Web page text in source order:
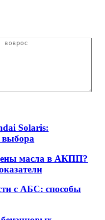
Solaris:
выбора
масла в АКПП?
с АБС: способы